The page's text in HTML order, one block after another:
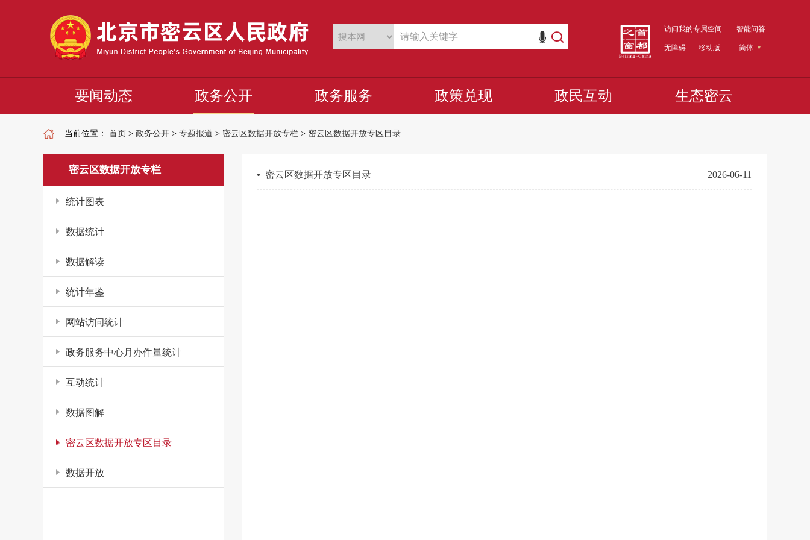
访问我的专属空间 智能问答
无障碍 移动版 简体
要闻动态 政务公开 政务服务 政策兑现 政民互动 生态密云
当前位置： 首页 > 政务公开 > 专题报道 > 密云区数据开放专栏 > 密云区数据开放专区目录
密云区数据开放专栏
统计图表
数据统计
数据解读
统计年鉴
网站访问统计
政务服务中心月办件量统计
互动统计
数据图解
密云区数据开放专区目录
数据开放
密云区数据开放专区目录 2026-06-11